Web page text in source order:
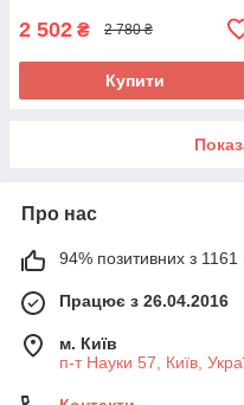
2 502 ₴ 2 780 ₴
Купити
Про нас
94% позитивних з 1161
Працює з 26.04.2016
м. Київ
п-т Науки 57, Київ,